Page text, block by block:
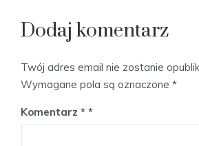
Dodaj komentarz
Twój adres email nie zostanie
Wymagane pola są oznaczone *
Komentarz *